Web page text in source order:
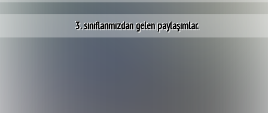
3. sınıflarımızdan gelen paylaşımlar.